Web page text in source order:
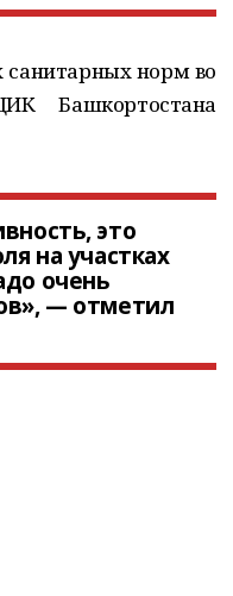
санитарных норм во
Башкортостана
это
на участках
очень
— отметил